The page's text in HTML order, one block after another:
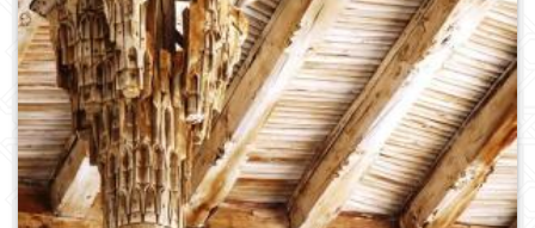
0 679